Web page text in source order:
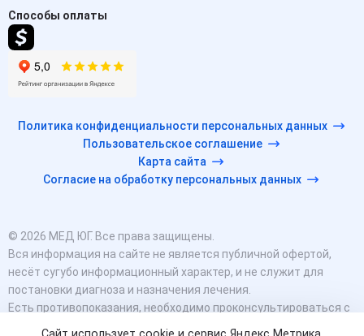
Способы оплаты
Политика конфиденциальности персональных данных
Пользовательское соглашение
Карта сайта
Согласие на обработку персональных данных
© 2026 МЕД ЮГ. Все права защищены.
Вся информация на сайте не является публичной офертой,
несёт сугубо информационный характер, и не служит для
постановки диагноза и назначения лечения.
Есть противопоказания, необходимо проконсультироваться с